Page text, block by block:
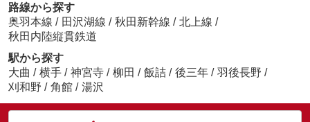
路線から探す
奥羽本線 / 田沢湖線 / 秋田新幹線 / 北上線 /
秋田内陸縦貫鉄道
駅から探す
大曲 / 横手 / 神宮寺 / 柳田 / 飯詰 / 後三年 / 羽後長野 /
刈和野 / 角館 / 湯沢